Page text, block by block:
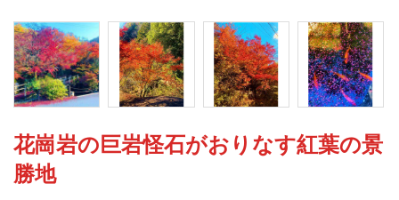
花崗岩の巨岩怪石がおりなす紅葉の景
勝地